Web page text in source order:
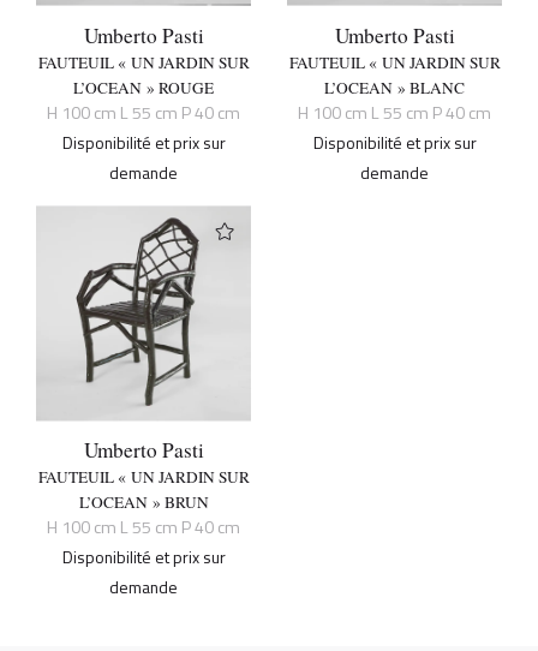
Umberto Pasti
FAUTEUIL « UN JARDIN SUR
L’OCEAN » ROUGE
H 100 cm L 55 cm P 40 cm
Disponibilité et prix sur
demande
Umberto Pasti
FAUTEUIL « UN JARDIN SUR
L’OCEAN » BLANC
H 100 cm L 55 cm P 40 cm
Disponibilité et prix sur
demande
Umberto Pasti
FAUTEUIL « UN JARDIN SUR
L’OCEAN » BRUN
H 100 cm L 55 cm P 40 cm
Disponibilité et prix sur
demande